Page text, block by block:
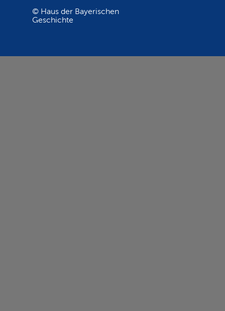
© Haus der Bayerischen
Geschichte